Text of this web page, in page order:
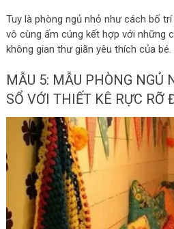
Tuy là phòng ngủ nhỏ như cách bố
vô cùng ấm cúng kết hợp với những
không gian thư giãn yêu thích của bé.
MẪU 5: MẪU PHÒNG NGỦ
SỔ VỚI THIẾT KÊ RỰC RỠ